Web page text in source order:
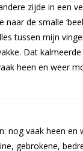
zijde in een
naar de smalle
tussen mijn
Dat
heen en weer
nog vaak heen
gebrokene,